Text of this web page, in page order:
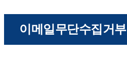
이메일무단수집거부